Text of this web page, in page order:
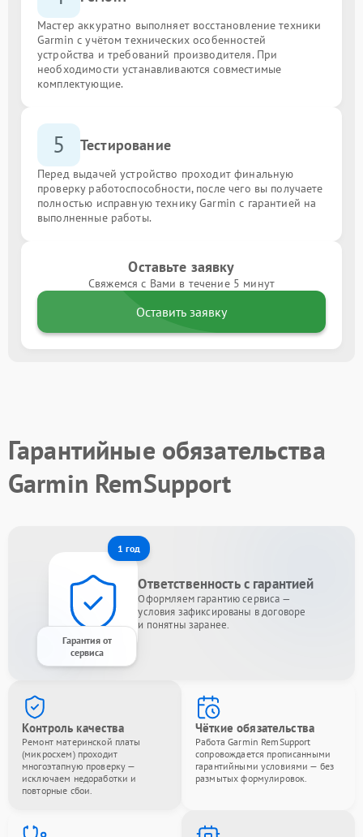
Мастер аккуратно выполняет восстановление техники
Garmin с учётом технических особенностей
устройства и требований производителя. При
необходимости устанавливаются совместимые
комплектующие.
5 Тестирование
Перед выдачей устройство проходит финальную
проверку работоспособности, после чего вы получаете
полностью исправную технику Garmin с гарантией на
выполненные работы.
Оставьте заявку
Свяжемся с Вами в течение 5 минут
Оставить заявку
Гарантийные обязательства
Garmin RemSupport
1 год
Гарантия от
сервиса
Ответственность с гарантией
Оформляем гарантию сервиса —
условия зафиксированы в договоре
и понятны заранее.
Контроль качества
Ремонт материнской платы
(микросхем) проходит
многоэтапную проверку —
исключаем недоработки и
повторные сбои.
Чёткие обязательства
Работа Garmin RemSupport
сопровождается прописанными
гарантийными условиями — без
размытых формулировок.